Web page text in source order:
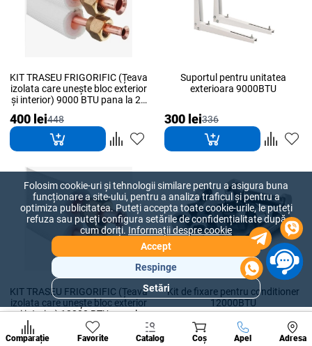
KIT TRASEU FRIGORIFIC (Țeava
izolata care unește bloc exterior
și interior) 9000 BTU pana la 25
400 lei448
Suportul pentru unitatea
exterioara 9000BTU
300 lei336
KIT TRASEU FRIGORIFIC (Țeava
izolata care unește bloc exterior
și interior) 12000 BTU pana la
35 m.p.
400 lei
Kit de fixare pentru conditioner
12000BTU
130 lei146
Comparație Favorite Catalog Coș Apel Adresa
A suna
Secțiuni
populare
de
Folosim cookie-uri și tehnologii similare pentru a asigura buna
funcționare a site-ului, pentru a analiza traficul și pentru a
optimiza publicitatea. Puteți accepta toate cookie-urile, le puteți
refuza sau puteți configura setările de confidențialitate după
cum doriți. Informații despre cookie
Accept
Respinge
Setări